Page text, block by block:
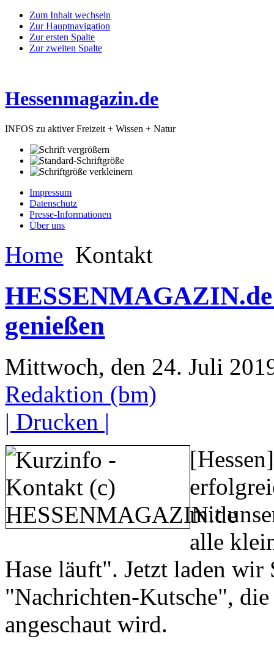
Zum Inhalt wechseln
Zur Hauptnavigation
Zur ersten Spalte
Zur zweiten Spalte
Hessenmagazin.de
INFOS zu aktiver Freizeit + Wissen + Natur
Impressum
Datenschutz
Presse-Informationen
Über uns
Home Kontakt
genießen
Mittwoch, den 24. Juli
Redaktion (bm)
| Drucken |
mit
alle
Hase läuft". Jetzt laden wir
"Nachrichten-Kutsche",
angeschaut wird.